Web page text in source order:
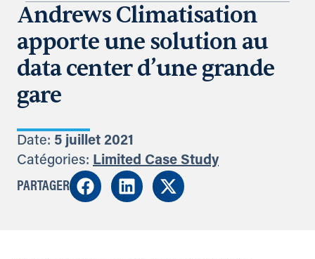
Andrews Climatisation
apporte une solution au
data center d’une grande
gare
Date: 5 juillet 2021
Catégories: Limited Case Study
PARTAGER